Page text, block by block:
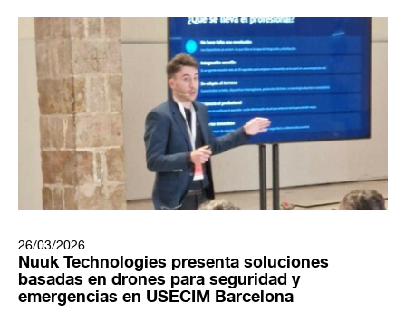
26/03/2026
Nuuk Technologies presenta soluciones
basadas en drones para seguridad y
emergencias en USECIM Barcelona